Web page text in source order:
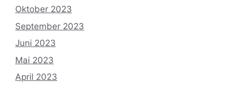
Oktober 2023
September 2023
Juni 2023
Mai 2023
April 2023